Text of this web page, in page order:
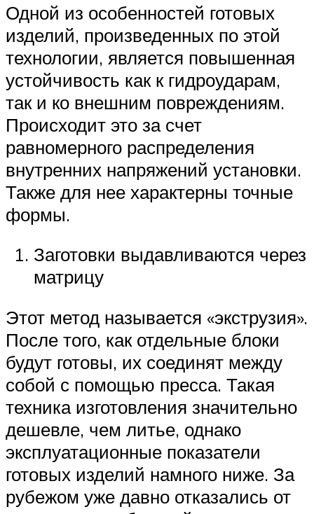
Одной из особенностей готовых
изделий, произведенных по этой
технологии, является повышенная
устойчивость как к гидроударам,
так и ко внешним повреждениям.
Происходит это за счет
равномерного распределения
внутренних напряжений установки.
Также для нее характерны точные
формы.
Заготовки выдавливаются через
матрицу
Этот метод называется «экструзия».
После того, как отдельные блоки
будут готовы, их соединят между
собой с помощью пресса. Такая
техника изготовления значительно
дешевле, чем литье, однако
эксплуатационные показатели
готовых изделий намного ниже. За
рубежом уже давно отказались от